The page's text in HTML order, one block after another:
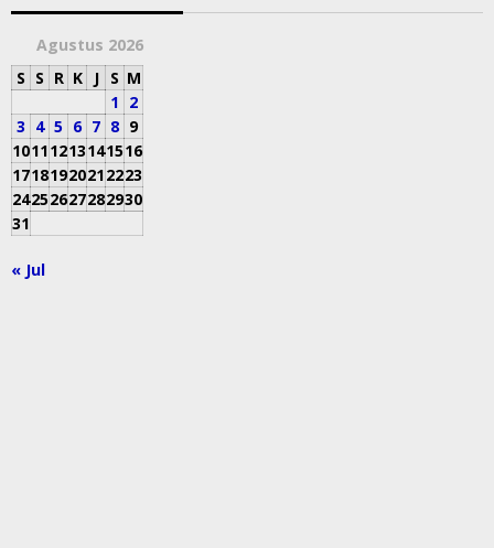
Agustus 2026
S S R K J S M
1 2
3 4 5 6 7 8 9
10111213141516
17181920212223
24252627282930
31
« Jul